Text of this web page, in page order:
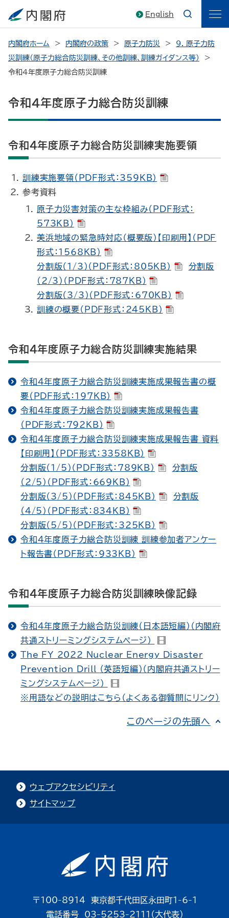
English
内閣府ホーム 内閣府の政策 原子力防災
9. 原子力防
災訓練（原子力総合防災訓練、その他訓練、訓練ガイダンス等）
令和４年度原子力総合防災訓練
令和４年度原子力総合防災訓練
令和４年度原子力総合防災訓練実施要領
訓練実施要領（PDF形式：359KB）
参考資料
原子力災害対策の主な枠組み（PDF形式：
573KB）
美浜地域の緊急時対応（概要版）【印刷用】（PDF
形式：1568KB）
分割版（1/3）（PDF形式：805KB）
分割版
（2/3）（PDF形式：787KB）
分割版（3/3）（PDF形式：670KB）
訓練の概要（PDF形式：245KB）
令和４年度原子力総合防災訓練実施結果
令和４年度原子力総合防災訓練実施成果報告書の概
要（PDF形式：197KB）
令和４年度原子力総合防災訓練実施成果報告書
（PDF形式：792KB）
令和４年度原子力総合防災訓練実施成果報告書 資料
【印刷用】（PDF形式：3358KB）
分割版（1/5）（PDF形式：789KB）
分割版
（2/5）（PDF形式：669KB）
分割版（3/5）（PDF形式：845KB）
分割版
（4/5）（PDF形式：834KB）
分割版（5/5）（PDF形式：325KB）
令和４年度原子力総合防災訓練 訓練参加者アンケー
ト報告書（PDF形式：933KB）
令和４年度原子力総合防災訓練映像記録
令和４年度原子力総合防災訓練（日本語短編）（内閣府
共通ストリーミングシステムページ）
The FY 2022 Nuclear Energy Disaster
Prevention Drill
（英語短編）（内閣府共通ストリー
ミングシステムページ）
※用語などの説明はこちら（よくある御質問にリンク）
このページの先頭へ
ウェブアクセシビリティ
サイトマップ
〒100-8914 東京都千代田区永田町1-6-1
電話番号 03-5253-2111（大代表）